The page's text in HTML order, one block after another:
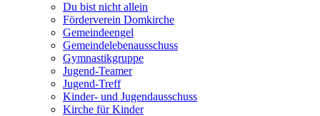
Du bist nicht allein
Förderverein Domkirche
Gemeindeengel
Gemeindelebenausschuss
Gymnastikgruppe
Jugend-Teamer
Jugend-Treff
Kinder- und Jugendausschuss
Kirche für Kinder